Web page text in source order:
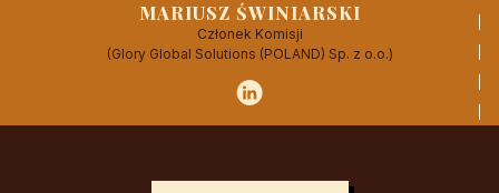
MARIUSZ ŚWINIARSKI
Członek Komisji
(Glory Global Solutions (POLAND) Sp. z o.o.)